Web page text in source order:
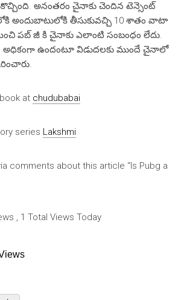
అనంతరం చైనాకు చెందిన టెన్సెంట్
అందుబాటులోకి తీసుకువచ్చి 10 శాతం వాటా
పబ్ జీ కి చైనాకు ఎలాంటి సంబంధం లేదు.
ఉందంటూ విడుదలకు ముందే చైనాలో
at chudubabai
series Lakshmi
comments about this article “Is Pubg a
, 1 Total Views Today